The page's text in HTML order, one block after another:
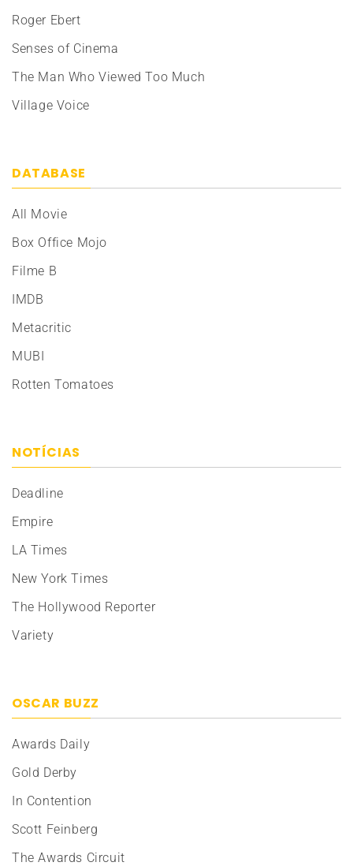
Roger Ebert
Senses of Cinema
The Man Who Viewed Too Much
Village Voice
DATABASE
All Movie
Box Office Mojo
Filme B
IMDB
Metacritic
MUBI
Rotten Tomatoes
NOTÍCIAS
Deadline
Empire
LA Times
New York Times
The Hollywood Reporter
Variety
OSCAR BUZZ
Awards Daily
Gold Derby
In Contention
Scott Feinberg
The Awards Circuit